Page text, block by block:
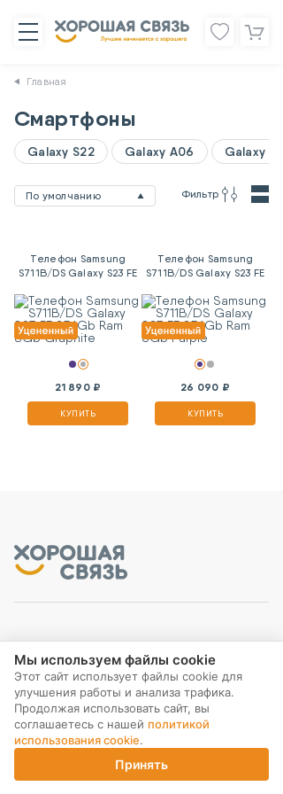
Главная
Смартфоны
Galaxy S22 Galaxy A06 Galaxy
По умолчанию Фильтр
Телефон Samsung
S711B/DS Galaxy S23 FE
Graphite
21 890 ₽
КУПИТЬ
Телефон Samsung
S711B/DS Galaxy S23 FE
26 090 ₽
КУПИТЬ
Корзина
МЫ В СОЦ. СЕТЯХ
ПОДПИСКА НА РАССЫЛКУ
Мы используем файлы cookie
Этот сайт использует файлы cookie для
улучшения работы и анализа трафика.
Продолжая использовать сайт, вы
соглашаетесь с нашей политикой
использования cookie.
Принять